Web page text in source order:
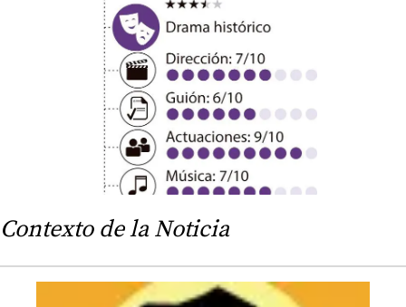
Contexto de la Noticia